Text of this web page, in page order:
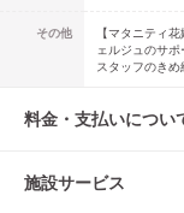
その他
【マタニティ
ェルジュのサポ
スタッフのき
料金・支払いについ
施設サービス